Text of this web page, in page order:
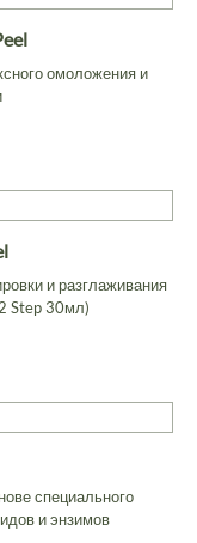
омоложения и
и разглаживания
Step 30мл)
специального
и энзимов